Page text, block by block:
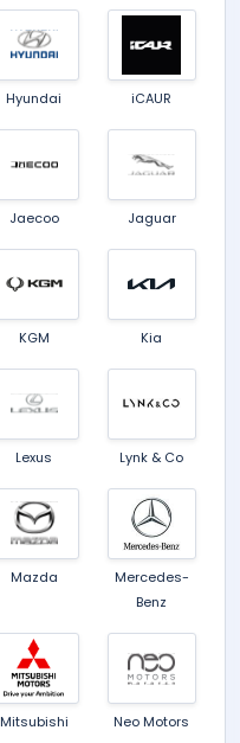
Hyundai iCAUR
Jaecoo Jaguar
KGM Kia
Lexus Lynk & Co
Mazda
Mercedes-
Benz
Mitsubishi Neo Motors